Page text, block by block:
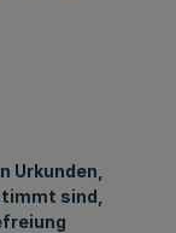
Urkunden,
sind,